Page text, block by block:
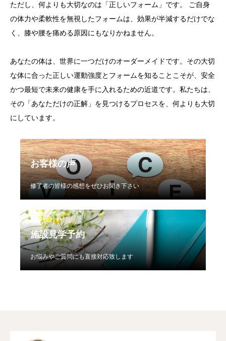
ただし、何よりも大切なのは「正しいフォーム」です。 ご自身
の体力や柔軟性を無視したフォームは、効果が半減するだけでな
く、膝や腰を痛める原因にもなりかねません。
あなたの体は、世界に一つだけのオーダーメイドです。その大切
な体に合った正しい運動強度とフォームを知ることこそが、安全
かつ最短で未来の健康を手に入れるための近道です。私たちは、
その「あなただけの正解」を見つけるプロセスを、何よりも大切
にしています。
お客様の声
修了者の皆様の感想をぜひお聞き下さい
施設見学予約
お悩みやご質問にも直接対応致します